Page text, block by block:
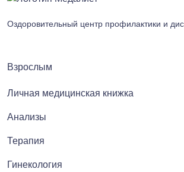
Оздоровительный центр профилактики и
Взрослым
Личная медицинская книжка
Анализы
Терапия
Гинекология